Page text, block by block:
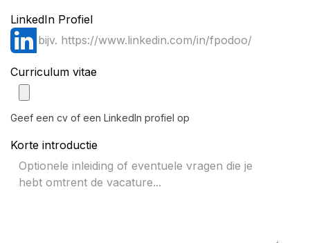
LinkedIn Profiel
Curriculum vitae
Geef een cv of een LinkedIn profiel op
Korte introductie